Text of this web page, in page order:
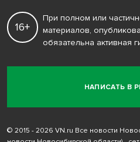
НАПИСАТЬ В
16+
При полном или
материалов,
обязательна активная
© 2015 - 2026 VN.ru Все новости